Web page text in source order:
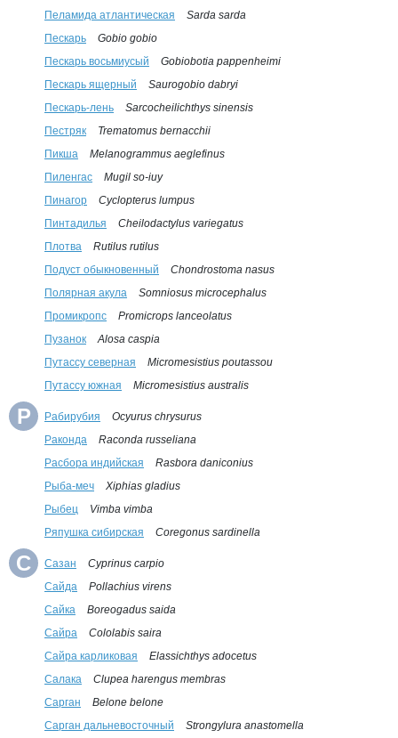
Пеламида атлантическая
Sarda sarda
Пескарь
Gobio gobio
Пескарь восьмиусый
Gobiobotia pappenheimi
Пескарь ящерный
Saurogobio dabryi
Пескарь-лень
Sarcocheilichthys sinensis
Пестряк
Trematomus bernacchii
Пикша
Melanogrammus aeglefinus
Пиленгас
Mugil so-iuy
Пинагор
Cyclopterus lumpus
Пинтадилья
Cheilodactylus variegatus
Плотва
Rutilus rutilus
Подуст обыкновенный
Chondrostoma nasus
Полярная акула
Somniosus microcephalus
Промикропс
Promicrops lanceolatus
Пузанок
Alosa caspia
Путассу северная
Micromesistius poutassou
Путассу южная
Micromesistius australis
Р Рабирубия
Ocyurus chrysurus
Раконда
Raсonda russeliana
Расбора индийская
Rasbora daniconius
Рыба-меч
Xiphias gladius
Рыбец
Vimba vimba
Ряпушка сибирская
Coregonus sardinella
С Сазан
Cyprinus carpio
Сайда
Pollachius virens
Сайка
Boreogadus saida
Сайра
Cololabis saira
Сайра карликовая
Elassichthys adocetus
Салака
Clupea harengus membras
Сарган
Belone belone
Сарган дальневосточный
Strongylura anastomella